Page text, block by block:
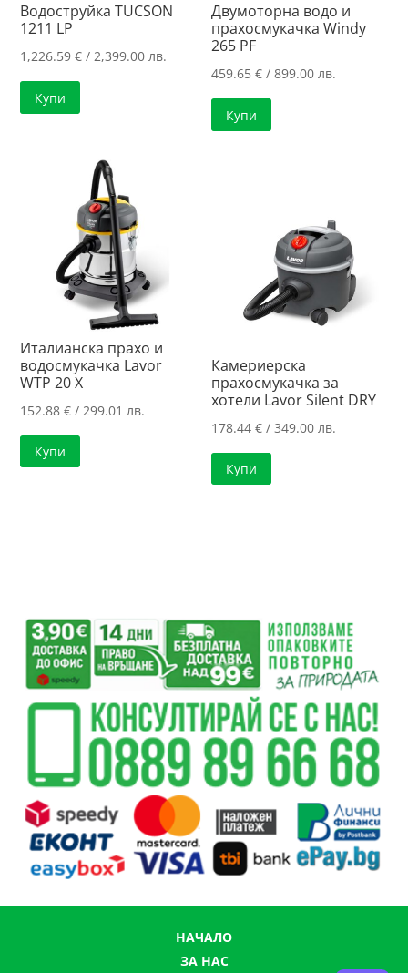
Водоструйка TUCSON
1211 LP
1,226.59€ / 2,399.00 лв.
Купи
Двумоторна водо и
прахосмукачка Windy
265 PF
459.65€ / 899.00 лв.
Купи
Италианска прахо и
водосмукачка Lavor
WTP 20 X
152.88€ / 299.01 лв.
Купи
Камериерска
прахосмукачка за
хотели Lavor Silent DRY
178.44€ / 349.00 лв.
Купи
НАЧАЛО
ЗА НАС